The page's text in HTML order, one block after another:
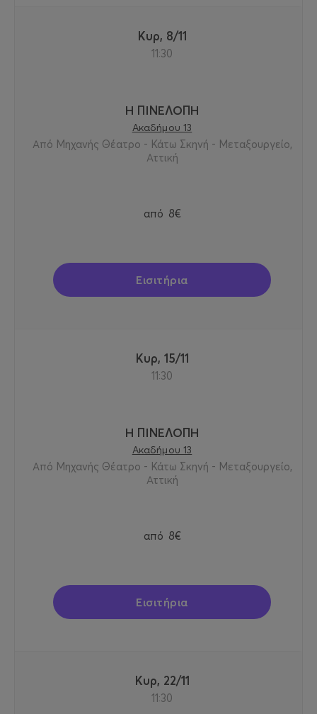
Κυρ, 8/11
11:30
Η ΠΙΝΕΛΟΠΗ
Ακαδήμου 13
Από Μηχανής Θέατρο - Κάτω Σκηνή - Μεταξουργείο,
Αττική
από 8€
Εισιτήρια
Κυρ, 15/11
11:30
Η ΠΙΝΕΛΟΠΗ
Ακαδήμου 13
Από Μηχανής Θέατρο - Κάτω Σκηνή - Μεταξουργείο,
Αττική
από 8€
Εισιτήρια
Κυρ, 22/11
11:30